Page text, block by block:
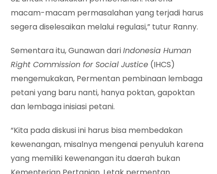
macam-macam permasalahan yang terjadi harus
segera diselesaikan melalui regulasi,” tutur Ranny.
Sementara itu, Gunawan dariIndonesia Human
Right Commission for Social Justice (IHCS)
mengemukakan, Permentan pembinaan lembaga
petani yang baru nanti, hanya poktan, gapoktan
dan lembaga inisiasi petani.
“Kita pada diskusi ini harus bisa membedakan
kewenangan, misalnya mengenai penyuluh karena
yang memiliki kewenangan itu daerah bukan